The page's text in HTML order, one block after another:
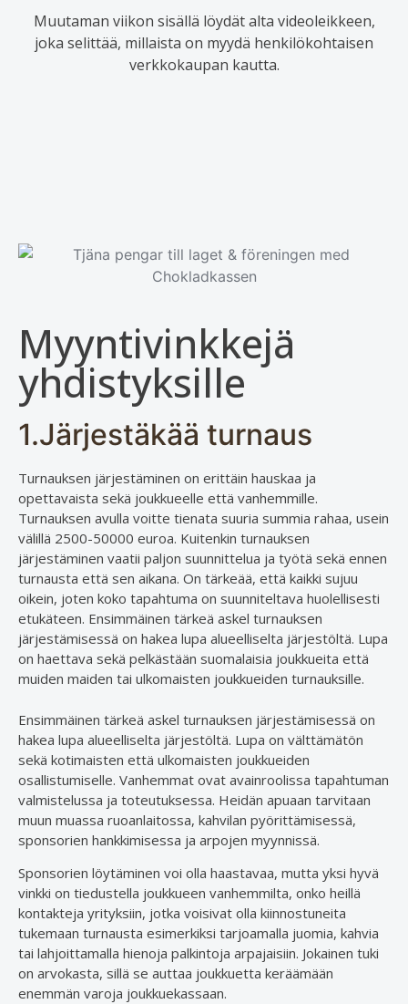
Muutaman viikon sisällä löydät alta videoleikkeen,
joka selittää, millaista on myydä henkilökohtaisen
verkkokaupan kautta.
Myyntivinkkejä
yhdistyksille
1.Järjestäkää turnaus
Turnauksen järjestäminen on erittäin hauskaa ja
opettavaista sekä joukkueelle että vanhemmille.
Turnauksen avulla voitte tienata suuria summia rahaa, usein
välillä 2500-50000 euroa. Kuitenkin turnauksen
järjestäminen vaatii paljon suunnittelua ja työtä sekä ennen
turnausta että sen aikana. On tärkeää, että kaikki sujuu
oikein, joten koko tapahtuma on suunniteltava huolellisesti
etukäteen. Ensimmäinen tärkeä askel turnauksen
järjestämisessä on hakea lupa alueelliselta järjestöltä. Lupa
on haettava sekä pelkästään suomalaisia joukkueita että
muiden maiden tai ulkomaisten joukkueiden turnauksille.
Ensimmäinen tärkeä askel turnauksen järjestämisessä on
hakea lupa alueelliselta järjestöltä. Lupa on välttämätön
sekä kotimaisten että ulkomaisten joukkueiden
osallistumiselle. Vanhemmat ovat avainroolissa tapahtuman
valmistelussa ja toteutuksessa. Heidän apuaan tarvitaan
muun muassa ruoanlaitossa, kahvilan pyörittämisessä,
sponsorien hankkimisessa ja arpojen myynnissä.
Sponsorien löytäminen voi olla haastavaa, mutta yksi hyvä
vinkki on tiedustella joukkueen vanhemmilta, onko heillä
kontakteja yrityksiin, jotka voisivat olla kiinnostuneita
tukemaan turnausta esimerkiksi tarjoamalla juomia, kahvia
tai lahjoittamalla hienoja palkintoja arpajaisiin. Jokainen tuki
on arvokasta, sillä se auttaa joukkuetta keräämään
enemmän varoja joukkuekassaan.